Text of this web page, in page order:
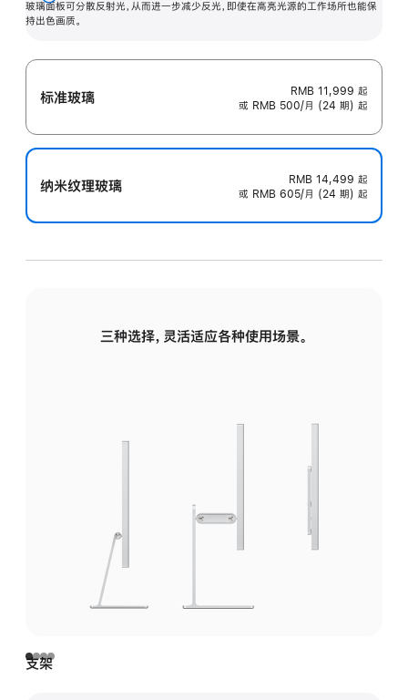
玻璃面板可分散反射光，从而进一步减少反光，即使在高亮光源的工作场所也能保
持出色画质。
展
开
标准玻璃 RMB 11,999 起
或 RMB 500/月 (24 期) 起
纳米纹理玻璃 RMB 14,499 起
或 RMB 605/月 (24 期) 起
三种选择，灵活适应各种使用场景。
支架